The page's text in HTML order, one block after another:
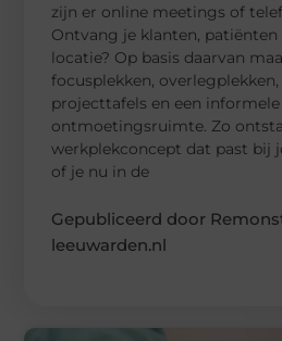
zijn er online meetings of
Ontvang je klanten,
locatie? Op basis daarvan
focusplekken,
projecttafels en een informele
ontmoetingsruimte. Zo
werkplekconcept dat past bij
of je nu in de
Gepubliceerd door
leeuwarden.nl